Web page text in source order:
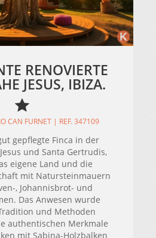
RENOVIERTE
JESUS, IBIZA.
CAN FURNET | REF. 347109
gepflegte Finca in der
und Santa Gertrudis,
eigene Land und die
mit Natursteinmauern
, Johannisbrot- und
Das Anwesen wurde
und Methoden
authentischen Merkmale
mit Sabina-Holzbalken